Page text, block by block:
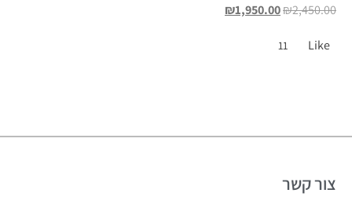
₪2,450.00
₪1,950.00
Like
11
צור קשר